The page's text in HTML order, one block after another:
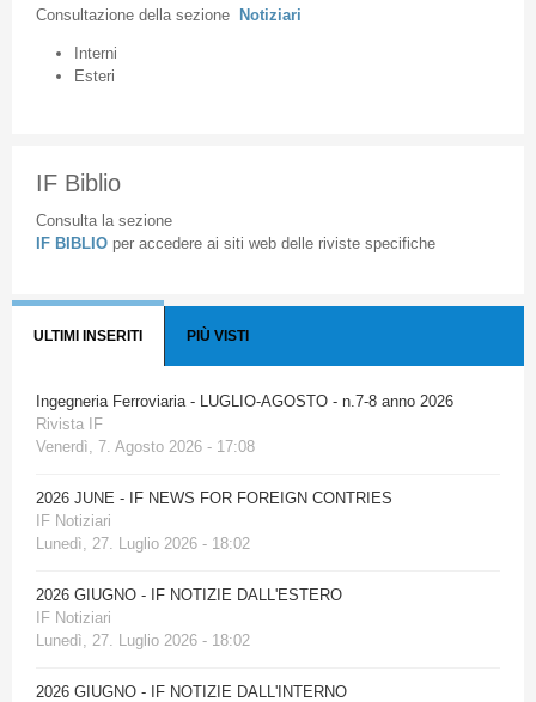
Consultazione della sezione Notiziari
Interni
Esteri
IF Biblio
Consulta la sezione
IF BIBLIO per accedere ai siti web delle riviste specifiche
ULTIMI INSERITI PIÙ VISTI
Ingegneria Ferroviaria - LUGLIO-AGOSTO - n.7-8 anno 2026
Rivista IF
Venerdì, 7. Agosto 2026 - 17:08
2026 JUNE - IF NEWS FOR FOREIGN CONTRIES
IF Notiziari
Lunedì, 27. Luglio 2026 - 18:02
2026 GIUGNO - IF NOTIZIE DALL'ESTERO
IF Notiziari
Lunedì, 27. Luglio 2026 - 18:02
2026 GIUGNO - IF NOTIZIE DALL'INTERNO